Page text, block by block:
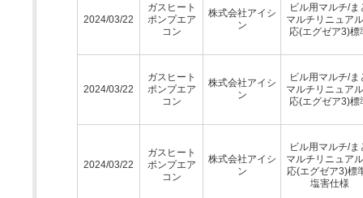
2024/03/22
ガスヒート
ポンプエア
コン
株式会社アイシ
ン
ビル用マルチ/ま
マルチリニュア
応(エグゼア3)標
2024/03/22
ガスヒート
ポンプエア
コン
株式会社アイシ
ン
ビル用マルチ/ま
マルチリニュア
応(エグゼア3)標
2024/03/22
ガスヒート
ポンプエア
コン
株式会社アイシ
ン
ビル用マルチ/ま
マルチリニュア
応(エグゼア3)標
塩害仕様